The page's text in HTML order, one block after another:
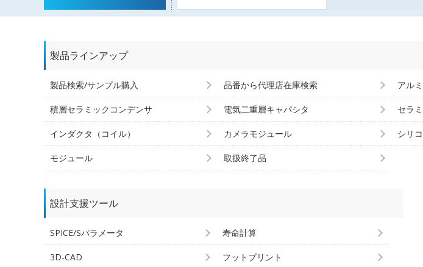
製品ラインアップ
製品検索/サンプル購入 品番から代理店在庫検索 アル
積層セラミックコンデンサ 電気二重層キャパシタ セラ
インダクタ（コイル） カメラモジュール シリ
モジュール 取扱終了品
設計支援ツール
SPICE/Sパラメータ 寿命計算
3D-CAD フットプリント